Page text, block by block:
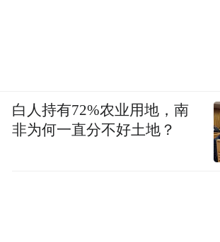
白人持有72%农业用地，南
非为何一直分不好土地？